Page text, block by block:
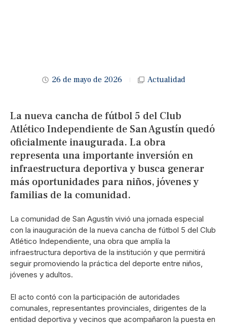
26 de mayo de 2026 Actualidad
La nueva cancha de fútbol 5 del Club
Atlético Independiente de San Agustín quedó
oficialmente inaugurada. La obra
representa una importante inversión en
infraestructura deportiva y busca generar
más oportunidades para niños, jóvenes y
familias de la comunidad.
La comunidad de San Agustín vivió una jornada especial
con la inauguración de la nueva cancha de fútbol 5 del Club
Atlético Independiente, una obra que amplía la
infraestructura deportiva de la institución y que permitirá
seguir promoviendo la práctica del deporte entre niños,
jóvenes y adultos.
El acto contó con la participación de autoridades
comunales, representantes provinciales, dirigentes de la
entidad deportiva y vecinos que acompañaron la puesta en